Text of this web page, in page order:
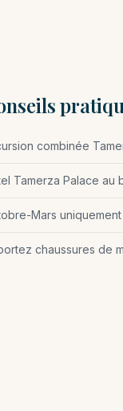
combinée
Tamerza Palace
Mars uniquement
chaussures de